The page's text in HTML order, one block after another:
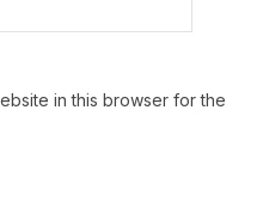
in this browser for the